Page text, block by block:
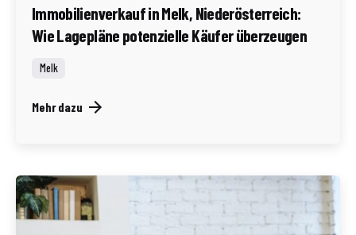
Immobilienverkauf in Melk, Niederösterreich:
Wie Lagepläne potenzielle Käufer überzeugen
Melk
Mehr dazu